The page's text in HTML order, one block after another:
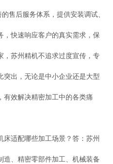
售后服务体系，提供安装调试、
，快速响应客户的真实需求，保
，苏州精机不追求过度宣传，专
突出，无论是中小企业还是大型
有效解决精密加工中的各类痛
适配哪些加工场景？答：苏州
造、精密零部件加工、机械装备